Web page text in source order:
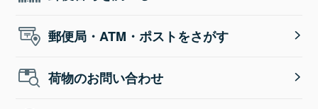
郵便局・ATM・ポストをさがす
荷物のお問い合わせ